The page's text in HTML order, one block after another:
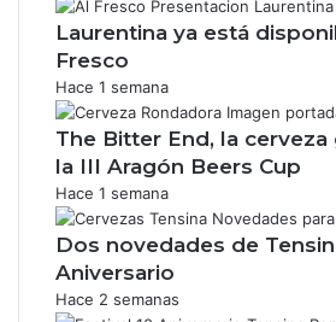
Laurentina ya está
Fresco
Hace 1 semana
The Bitter End, la cerveza
la III Aragón Beers Cup
Hace 1 semana
Dos novedades de
Aniversario
Hace 2 semanas